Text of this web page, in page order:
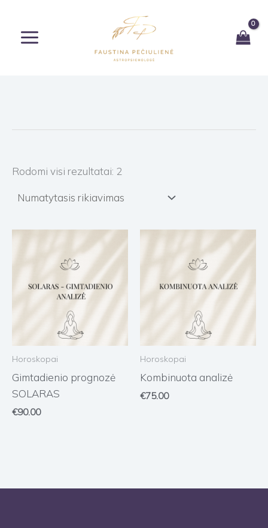
turinio
Rodomi visi rezultatai: 2
Horoskopai
Gimtadienio prognozė
SOLARAS
€90.00
Horoskopai
Kombinuota analizė
€75.00